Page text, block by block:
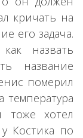
кричать на
его задача.
назвать
название
померил
температура
тоже хотел
Костика по